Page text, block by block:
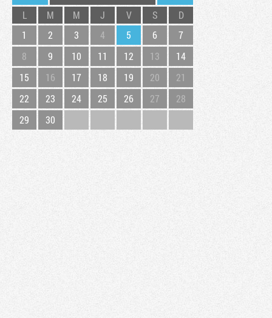
L M M J V S
D
1
2 3 4 5 6
7
8
9 10 11 12 13
14
15
16 17 18 19 20
21
22
23 24 25 26 27
28
29
30